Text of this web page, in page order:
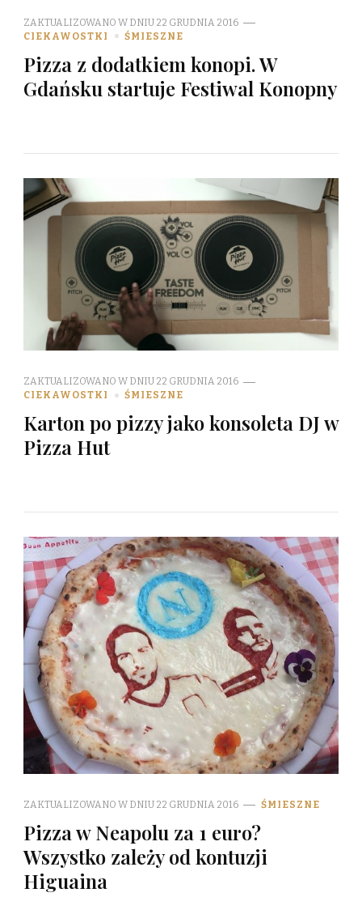
ZAKTUALIZOWANO W DNIU 22 GRUDNIA 2016
CIEKAWOSTKI
ŚMIESZNE
Pizza z dodatkiem konopi. W
Gdańsku startuje Festiwal Konopny
ZAKTUALIZOWANO W DNIU 22 GRUDNIA 2016
CIEKAWOSTKI
ŚMIESZNE
Karton po pizzy jako konsoleta DJ w
Pizza Hut
ZAKTUALIZOWANO W DNIU 22 GRUDNIA 2016 ŚMIESZNE
Pizza w Neapolu za 1 euro?
Wszystko zależy od kontuzji
Higuaina